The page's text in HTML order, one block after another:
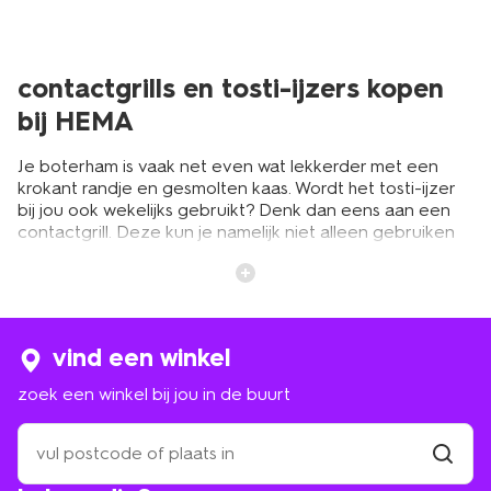
contactgrills en tosti-ijzers kopen
bij HEMA
Je boterham is vaak net even wat lekkerder met een
krokant randje en gesmolten kaas. Wordt het tosti-ijzer
bij jou ook wekelijks gebruikt? Denk dan eens aan een
contactgrill. Deze kun je namelijk niet alleen gebruiken
stukken vlees en groente. Bijkomend voordeel: doordat
antiaanbaklaag beschikken, is boter toevoegen niet
maaltijd op tafel.
bereid gemakkelijk je maaltijd met
de multigrill
vind een winkel
zoek een winkel bij jou in de buurt
zoek
een
winkel